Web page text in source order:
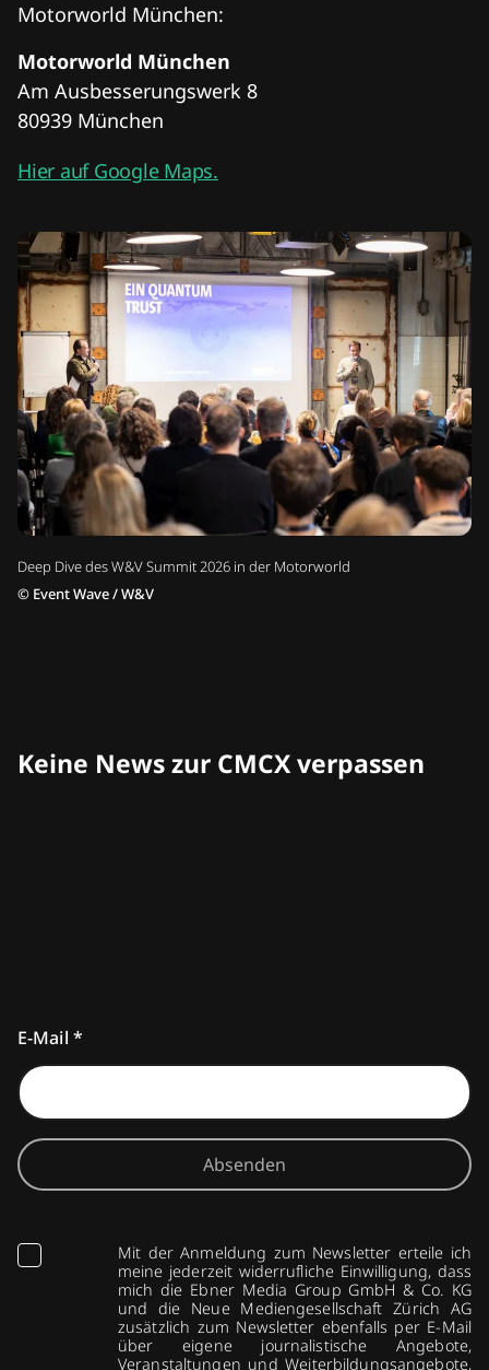
Deep Dive des W&V Summit 2026 in der Motorworld
© Event Wave / W&V
Motorworld München:
Motorworld München
Am Ausbesserungswerk 8
80939 München
Hier auf Google Maps.
Keine News zur CMCX verpassen
E-Mail *
Absenden
Mit der Anmeldung zum Newsletter erteile ich
meine jederzeit widerrufliche Einwilligung, dass
mich die Ebner Media Group GmbH & Co. KG
und die Neue Mediengesellschaft Zürich AG
zusätzlich zum Newsletter ebenfalls per E-Mail
über eigene journalistische Angebote,
Veranstaltungen und Weiterbildungsangebote,